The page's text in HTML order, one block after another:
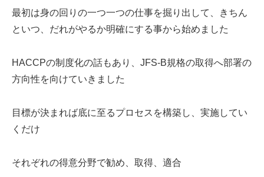
最初は身の回りの一つ一つの仕事を掘り出して、きちん
といつ、だれがやるか明確にする事から始めました
HACCPの制度化の話もあり、JFS-B規格の取得へ部署の
方向性を向けていきました
目標が決まれば底に至るプロセスを構築し、実施してい
くだけ
それぞれの得意分野で勧め、取得、適合